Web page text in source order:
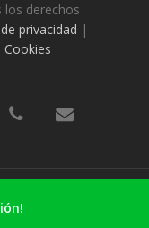
derechos
privacidad |
Cookies
Granada